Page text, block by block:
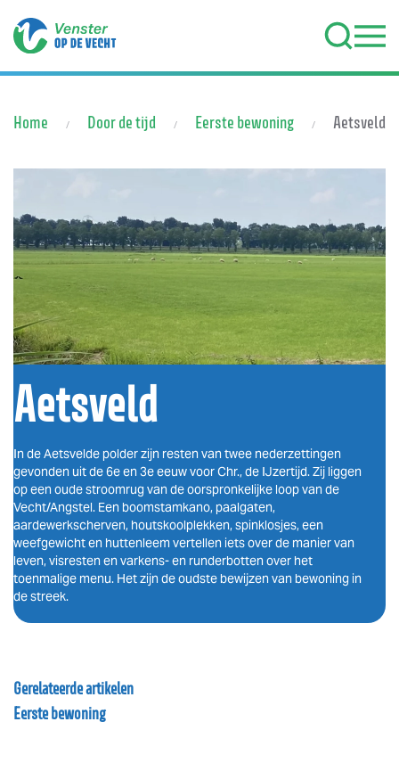
Terug naar hoofdinhoud
Home Door de tijd Eerste bewoning Aetsveld
Aetsveld
In de Aetsvelde polder zijn resten van twee nederzettingen
gevonden uit de 6e en 3e eeuw voor Chr., de IJzertijd. Zij liggen
op een oude stroomrug van de oorspronkelijke loop van de
Vecht/Angstel. Een boomstamkano, paalgaten,
aardewerkscherven, houtskoolplekken, spinklosjes, een
weefgewicht en huttenleem vertellen iets over de manier van
leven, visresten en varkens- en runderbotten over het
toenmalige menu. Het zijn de oudste bewijzen van bewoning in
de streek.
Gerelateerde artikelen
Eerste bewoning